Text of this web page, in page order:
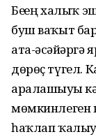
Беҙҙең халыҡ
буш ваҡыт
ата-
дөрөҫ түгел.
аралашыуҙы
мөмкинлеген
һаҡлап